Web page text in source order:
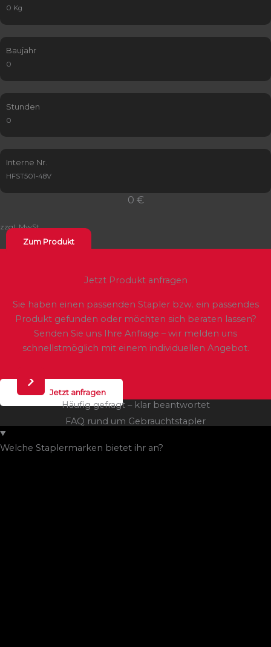
0 Kg
Baujahr
0
Stunden
0
Interne Nr.
HFST501-48V
0 €
zzgl. MwSt.
Zum Produkt
Jetzt Produkt anfragen
Sie haben einen passenden Stapler bzw. ein passendes
Produkt gefunden oder möchten sich beraten lassen?
Senden Sie uns Ihre Anfrage – wir melden uns
schnellstmöglich mit einem individuellen Angebot.
Jetzt anfragen
Häufig gefragt – klar beantwortet
FAQ rund um Gebrauchtstapler
Welche Staplermarken bietet ihr an?